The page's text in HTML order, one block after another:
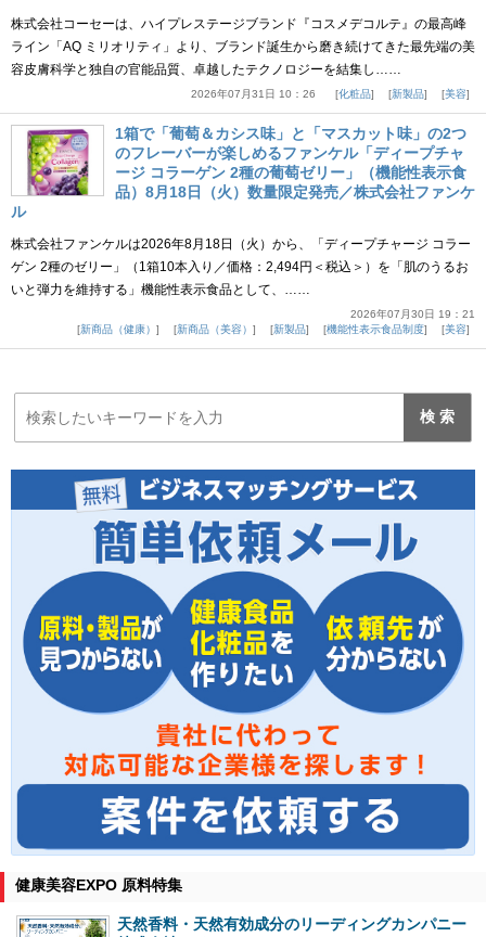
株式会社コーセーは、ハイプレステージブランド『コスメデコルテ』の最高峰
ライン「AQ ミリオリティ」より、ブランド誕生から磨き続けてきた最先端の美
容皮膚科学と独自の官能品質、卓越したテクノロジーを結集し……
2026年07月31日 10：26 化粧品 新製品 美容
1箱で「葡萄＆カシス味」と「マスカット味」の2つ
のフレーバーが楽しめるファンケル「ディープチャ
ージ コラーゲン 2種の葡萄ゼリー」（機能性表示食
品）8月18日（火）数量限定発売／株式会社ファンケ
ル
株式会社ファンケルは2026年8月18日（火）から、「ディープチャージ コラー
ゲン 2種のゼリー」（1箱10本入り／価格：2,494円＜税込＞）を「肌のうるお
いと弾力を維持する」機能性表示食品として、……
2026年07月30日 19：21
新商品（健康）
新商品（美容） 新製品 機能性表示食品制度 美容
健康美容EXPO 原料特集
天然香料・天然有効成分のリーディングカンパニー